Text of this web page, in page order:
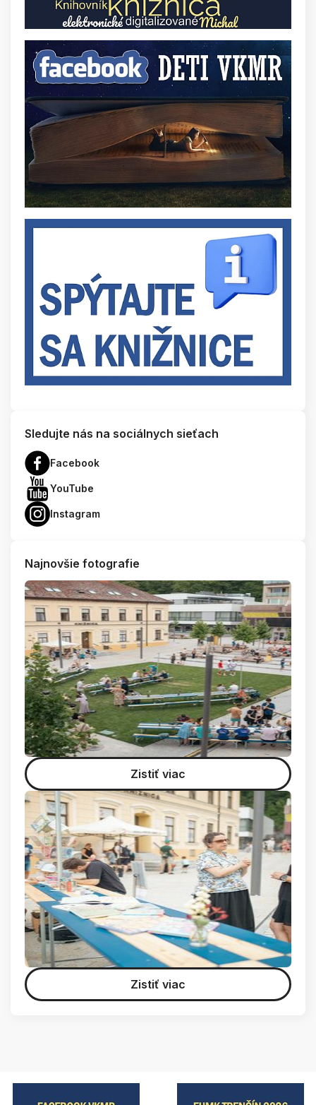
Sledujte nás na sociálnych sieťach
Facebook
YouTube
Instagram
Najnovšie fotografie
Zistiť viac
Zistiť viac